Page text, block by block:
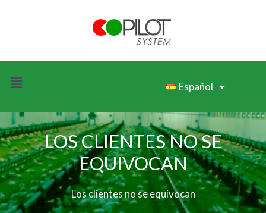
Español
LOS CLIENTES NO SE
EQUIVOCAN
Los clientes no se equivocan